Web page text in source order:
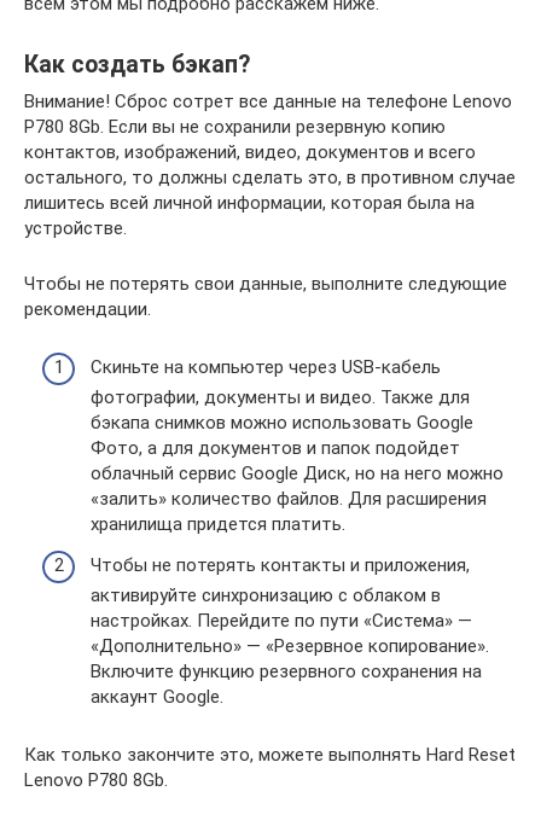
Как создать бэкап?
Внимание! Сброс сотрет все данные на телефоне Lenovo
P780 8Gb. Если вы не сохранили резервную копию
контактов, изображений, видео, документов и всего
остального, то должны сделать это, в противном случае
лишитесь всей личной информации, которая была на
устройстве.
Чтобы не потерять свои данные, выполните следующие
рекомендации.
Скиньте на компьютер через USB-кабель
фотографии, документы и видео. Также для
бэкапа снимков можно использовать Google
Фото, а для документов и папок подойдет
облачный сервис Google Диск, но на него можно
«залить» количество файлов. Для расширения
хранилища придется платить.
Чтобы не потерять контакты и приложения,
активируйте синхронизацию с облаком в
настройках. Перейдите по пути «Система» —
«Дополнительно» — «Резервное копирование».
Включите функцию резервного сохранения на
аккаунт Google.
Как только закончите это, можете выполнять Hard Reset
Lenovo P780 8Gb.